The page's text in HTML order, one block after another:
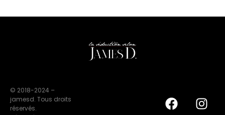
© 2018-2024 –
jamesd. Tous droits
réservés.